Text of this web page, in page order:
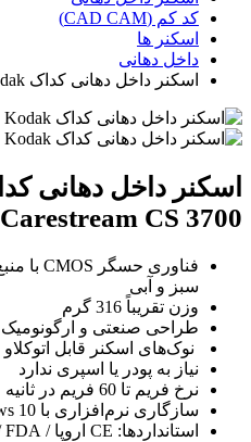
کد کم (CAD CAM)
اسکنر ها
داخل دهانی
اسکنر داخل دهانی کداک Kodak مدل Carestream CS 3700
Carestream CS 3700
سبز و آبی
وزن تقریباً 316 گرم
طراحی صنعتی و ارگونومیک
نوک‌های اسکنر قابل اتوکلاو
نیاز به پودر یا اسپری ندارد
نرخ فریم تا 60 فریم در ثانیه
سازگاری نرم‌افزاری با Windows 10 و بالاتر
استانداردها: CE اروپا / ISO / FDA آمریکا